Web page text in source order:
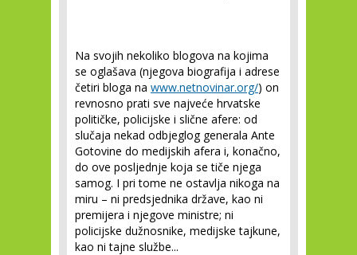
Na svojih nekoliko blogova na kojima
se oglašava (njegova biografija i adrese
četiri bloga na www.netnovinar.org/) on
revnosno prati sve najveće hrvatske
političke, policijske i slične afere: od
slučaja nekad odbjeglog generala Ante
Gotovine do medijskih afera i, konačno,
do ove posljednje koja se tiče njega
samog. I pri tome ne ostavlja nikoga na
miru – ni predsjednika države, kao ni
premijera i njegove ministre; ni
policijske dužnosnike, medijske tajkune,
kao ni tajne službe...